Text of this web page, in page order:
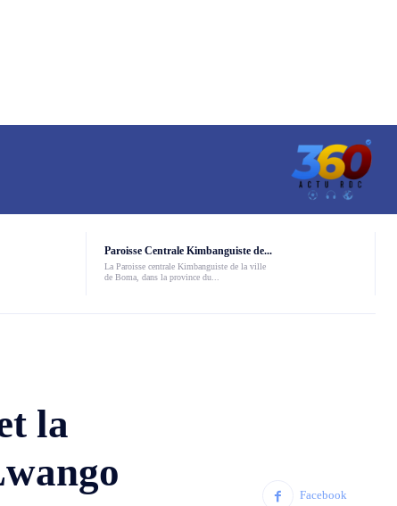
Paroisse Centrale Kimbanguiste de...
La Paroisse centrale Kimbanguiste de la ville
de Boma, dans la province du...
la
Facebook